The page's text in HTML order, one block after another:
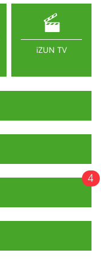
iZUN TV
4